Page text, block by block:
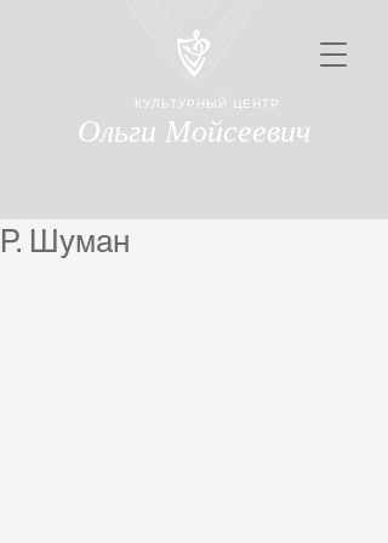
Ольги Мойсеевич
КУЛЬТУРНЫЙ ЦЕНТР
Р. Шуман